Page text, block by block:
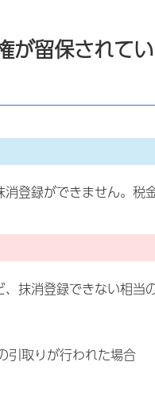
が留保されて
登録ができません。税
抹消登録できない相
引取りが行われた場合